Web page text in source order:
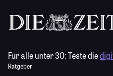
Für alle unter 30:Teste die
Ratgeber